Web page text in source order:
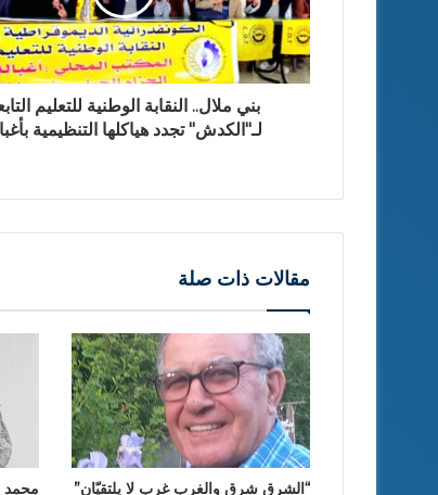
بني ملال.. النقابة الوطنية للتعليم
لـ"الكدش" تجدد هياكلها التنظيمية
مقالات ذات صلة
“الشرق شرق والغرب غرب لا يلتقيّان” محمد